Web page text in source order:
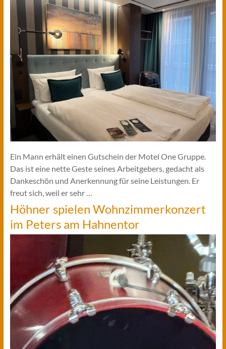
Ein Mann erhält einen Gutschein der Motel One Gruppe.
Das ist eine nette Geste seines Arbeitgebers, gedacht als
Dankeschön und Anerkennung für seine Leistungen. Er
freut sich, weil er sehr …
Höhner spielen Wohnzimmerkonzert
im Peters am Hahnentor